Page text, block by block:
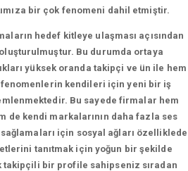
bir çok fenomeni dahil etmiştir.
hedef kitleye ulaşması açısından
Bu durumda ortaya
yüksek oranda takipçi ve ün ile hem
kendileri için yeni bir iş
Bu sayede firmalar hem
de kendi markalarının daha fazla ses
için sosyal ağları özelliklede
tanıtmak için yoğun bir şekilde
takipçili bir profile sahipseniz sıradan